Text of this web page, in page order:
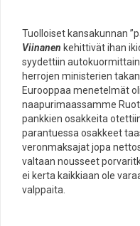
Tuolloiset kansakunnan
Viinanen kehittivät ihan
syydettiin
herrojen ministerien
Eurooppaa menetelmät
naapurimaassamme
pankkien osakkeita
parantuessa osakkeet
veronmaksajat jopa
valtaan nousseet
ei kerta kaikkiaan ole
valppaita.